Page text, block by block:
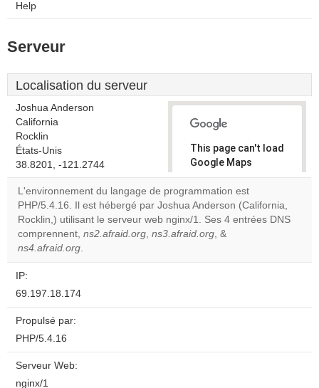
Help
Serveur
Localisation du serveur
Joshua Anderson
California
Rocklin
États-Unis
38.8201, -121.2744
This page can't load
Google Maps
correctly.
Do you
own this
website?
OK
L'environnement du langage de programmation est
PHP/5.4.16. Il est hébergé par Joshua Anderson (California,
Rocklin,) utilisant le serveur web nginx/1. Ses 4 entrées DNS
comprennent, ns2.afraid.org, ns3.afraid.org, &
ns4.afraid.org.
IP:
69.197.18.174
Propulsé par:
PHP/5.4.16
Serveur Web:
nginx/1